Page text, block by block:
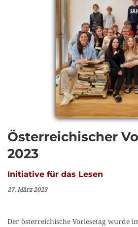
Österreichischer
2023
Initiative für das Lesen
27. März 2023
Der österreichische Vorlesetag wurde